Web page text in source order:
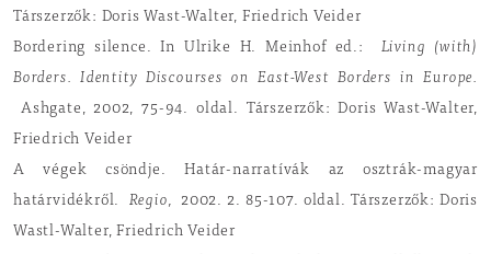
Társzerzők: Doris Wast-Walter, Friedrich Veider
Bordering silence. In Ulrike H. Meinhof ed.: Living (with)
Borders. Identity Discourses on East-West Borders in Europe.
Ashgate, 2002, 75-94. oldal. Társzerzők: Doris Wast-Walter,
Friedrich Veider
A végek csöndje. Határ-narratívák az osztrák-magyar
határvidékről. Regio,
2002. 2. 85-107. oldal. Társzerzők: Doris
Wastl-Walter, Friedrich Veider